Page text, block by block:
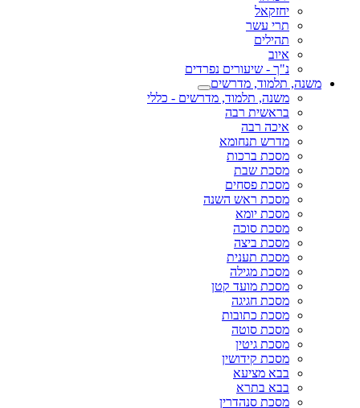
יחזקאל
תרי עשר
תהילים
איוב
נ"ך - שיעורים נפרדים
משנה, תלמוד, מדרשים
משנה, תלמוד, מדרשים - כללי
בראשית רבה
איכה רבה
מדרש תנחומא
מסכת ברכות
מסכת שבת
מסכת פסחים
מסכת ראש השנה
מסכת יומא
מסכת סוכה
מסכת ביצה
מסכת תענית
מסכת מגילה
מסכת מועד קטן
מסכת חגיגה
מסכת כתובות
מסכת סוטה
מסכת גיטין
מסכת קידושין
בבא מציעא
בבא בתרא
מסכת סנהדרין